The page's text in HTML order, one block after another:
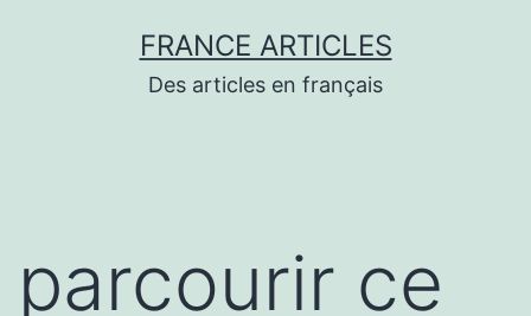
FRANCE ARTICLES
Des articles en français
parcourir ce